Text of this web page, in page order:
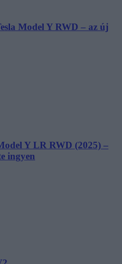
Model Y RWD – az új
Y LR RWD (2025) –
ingyen